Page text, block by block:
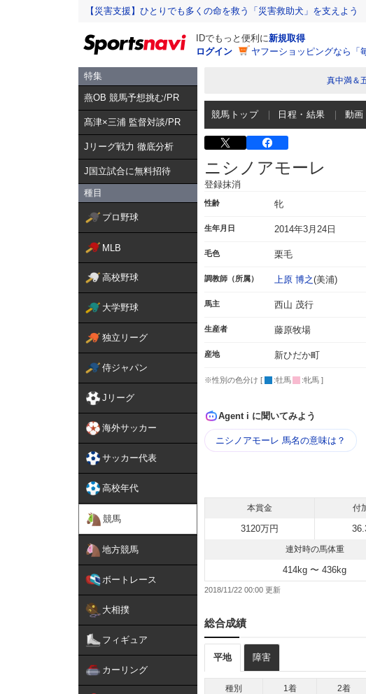
【災害支援】ひとりでも多くの命を救う「災害救助犬」を支えよう
IDでもっと便利に新規取得
ログイン
ヤフーショッピングなら「
特集
燕OB 競馬予想挑む/PR
髙津×三浦 監督対談/PR
Jリーグ戦力 徹底分析
J国立試合に無料招待
種目
プロ野球
MLB
高校野球
大学野球
独立リーグ
侍ジャパン
Jリーグ
海外サッカー
サッカー代表
高校年代
競馬
地方競馬
ボートレース
大相撲
フィギュア
カーリング
真中満＆
競馬トップ 日程・結果 動画
ニシノアモーレ
登録抹消
性齢 牝
生年月日 2014年3月24日
毛色 栗毛
調教師（所属） 上原 博之(美浦)
馬主 西山 茂行
生産者 藤原牧場
産地 新ひだか町
※性別の色分け [ :牡馬 :牝馬 ]
Agent i に聞いてみよう
ニシノアモーレ 馬名の意味は？
本賞金 付
3120万円
連対時の馬体重
414kg 〜 436kg
2018/11/22 00:00
総合成績
平地 障害
種別 1着 2着